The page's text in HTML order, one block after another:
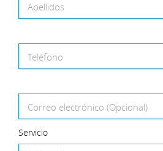
Apellidos
Teléfono
Correo electrónico (Opcional)
Servicio